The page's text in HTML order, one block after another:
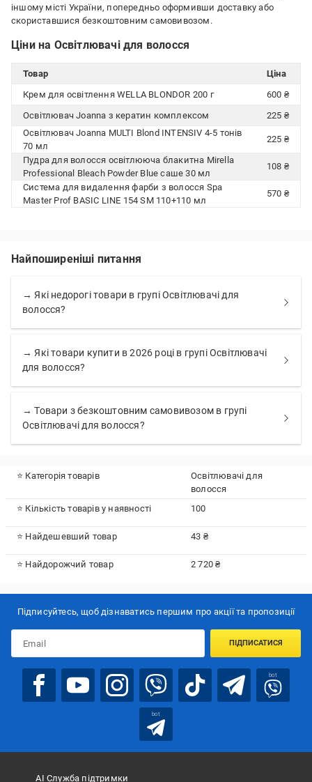
іншому місті України, попередньо оформивши доставку або
скориставшися безкоштовним самовивозом.
Ціни на Освітлювачі для волосся
Товар
Ціна
Крем для освітлення WELLA BLONDOR 200 г
600 ₴
Освітлювач Joanna з кератин комплексом
225 ₴
Освітлювач Joanna MULTI Blond INTENSIV 4-5 тонів
70 мл
225 ₴
Пудра для волосся освітлююча блакитна Mirella
Professional Bleach Powder Blue саше 30 мл
108 ₴
Система для видалення фарби з волосся Spa
Master Prof BASIC LINE 154 SM 110+110 мл
570 ₴
Найпоширеніші питання
→ Які недорогі товари в групі Освітлювачі для
волосся?
→ Які товари купити в 2026 році в групі Освітлювачі
для волосся?
→ Товари з безкоштовним самовивозом в групі
Освітлювачі для волосся?
⭐ Категорія товарів
Освітлювачі для
волосся
⭐ Кількість товарів у наявності
100
⭐ Найдешевший товар 43 ₴
⭐ Найдорожчий товар 2 720 ₴
Підписуйтесь, щоб дізнаватись першим про акції та пропозиції
ПІДПИСАТИСЯ
bot
bot
АІ Служба підтримки